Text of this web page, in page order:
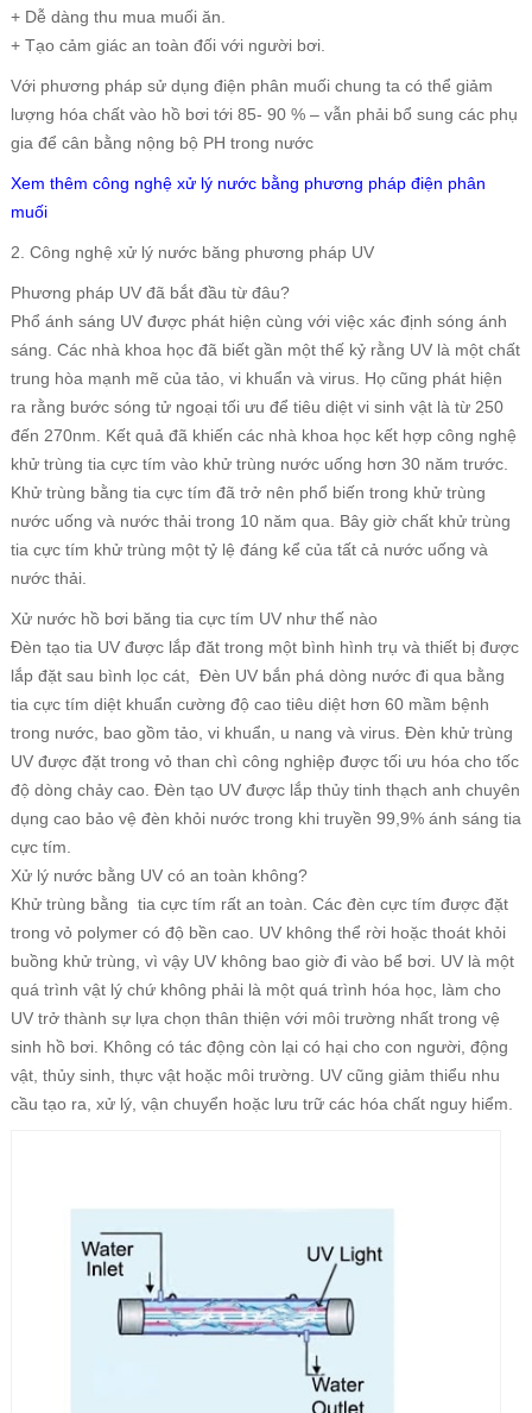
+ Dễ dàng thu mua muối ăn.
+ Tạo cảm giác an toàn đối với người bơi.
Với phương pháp sử dụng điện phân muối chung ta có thể giảm
lượng hóa chất vào hồ bơi tới 85- 90 % – vẫn phải bổ sung các phụ
gia để cân bằng nộng bộ PH trong nước
Xem thêm công nghệ xử lý nước bằng phương pháp điện phân
muối
2. Công nghệ xử lý nước băng phương pháp UV
Phương pháp UV đã bắt đầu từ đâu?
Phổ ánh sáng UV được phát hiện cùng với việc xác định sóng ánh
sáng. Các nhà khoa học đã biết gần một thế kỷ rằng UV là một chất
trung hòa mạnh mẽ của tảo, vi khuẩn và virus. Họ cũng phát hiện
ra rằng bước sóng tử ngoại tối ưu để tiêu diệt vi sinh vật là từ 250
đến 270nm. Kết quả đã khiến các nhà khoa học kết hợp công nghệ
khử trùng tia cực tím vào khử trùng nước uống hơn 30 năm trước.
Khử trùng bằng tia cực tím đã trở nên phổ biến trong khử trùng
nước uống và nước thải trong 10 năm qua. Bây giờ chất khử trùng
tia cực tím khử trùng một tỷ lệ đáng kể của tất cả nước uống và
nước thải.
Xử nước hồ bơi băng tia cực tím UV như thế nào
Đèn tạo tia UV được lắp đăt trong một bình hình trụ và thiết bị được
lắp đặt sau bình lọc cát, Đèn UV bắn phá dòng nước đi qua bằng
tia cực tím diệt khuẩn cường độ cao tiêu diệt hơn 60 mầm bệnh
trong nước, bao gồm tảo, vi khuẩn, u nang và virus. Đèn khử trùng
UV được đặt trong vỏ than chì công nghiệp được tối ưu hóa cho tốc
độ dòng chảy cao. Đèn tạo UV được lắp thủy tinh thạch anh chuyên
dụng cao bảo vệ đèn khỏi nước trong khi truyền 99,9% ánh sáng tia
cực tím.
Xử lý nước bằng UV có an toàn không?
Khử trùng bằng tia cực tím rất an toàn. Các đèn cực tím được đặt
trong vỏ polymer có độ bền cao. UV không thể rời hoặc thoát khỏi
buồng khử trùng, vì vậy UV không bao giờ đi vào bể bơi. UV là một
quá trình vật lý chứ không phải là một quá trình hóa học, làm cho
UV trở thành sự lựa chọn thân thiện với môi trường nhất trong vệ
sinh hồ bơi. Không có tác động còn lại có hại cho con người, động
vật, thủy sinh, thực vật hoặc môi trường. UV cũng giảm thiểu nhu
cầu tạo ra, xử lý, vận chuyển hoặc lưu trữ các hóa chất nguy hiểm.